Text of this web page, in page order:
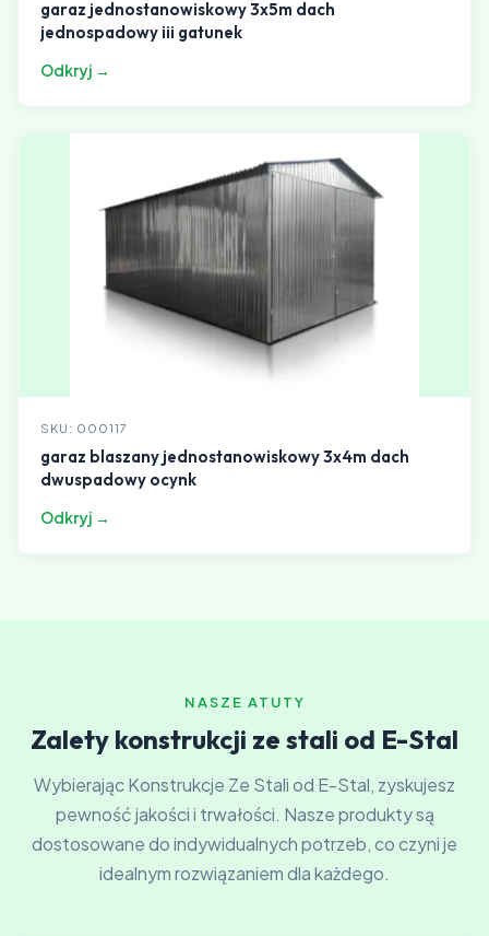
garaz jednostanowiskowy 3x5m dach
jednospadowy iii gatunek
Odkryj →
SKU: 000117
garaz blaszany jednostanowiskowy 3x4m dach
dwuspadowy ocynk
Odkryj →
NASZE ATUTY
Zalety konstrukcji ze stali od E-Stal
Wybierając Konstrukcje Ze Stali od E-Stal, zyskujesz
pewność jakości i trwałości. Nasze produkty są
dostosowane do indywidualnych potrzeb, co czyni je
idealnym rozwiązaniem dla każdego.